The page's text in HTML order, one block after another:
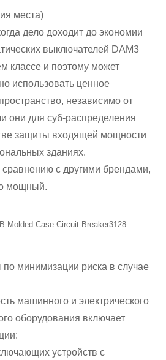
места)
дело доходит до экономии
выключателей DAM3
классе и поэтому может
использовать ценное
независимо от
они для суб-распределения
защиты входящей мощности
зданиях.
с другими брендами,
мощный.
минимизации риска в случае
машинного и электрического
оборудования включает
устройств с